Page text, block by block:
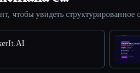
чтобы увидеть